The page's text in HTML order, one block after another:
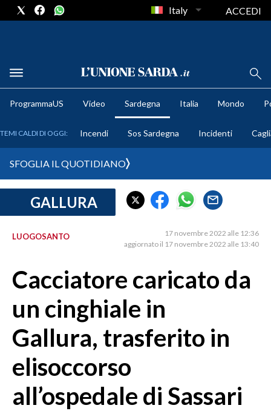
METEO
CRONACA SARDEGNA
PROVINCIA DI CAGLIARI
MEDIO CAMPIDANO
SASSARI E PROVINCIA
GALLURA
NUORO E PROVINCIA
OGLIASTRA
AGENDA
Italy ACCEDI
ProgrammaUS Video Sardegna Italia Mondo
TEMI CALDI DI OGGI: Incendi Sos Sardegna Incidenti
SFOGLIA IL QUOTIDIANO
GALLURA
LUOGOSANTO
17 novembre 2022 alle 12:36
aggiornato il 17 novembre 2022 alle 13:40
Cacciatore caricato da
un cinghiale in
Gallura, trasferito in
elisoccorso
all’ospedale di Sassari